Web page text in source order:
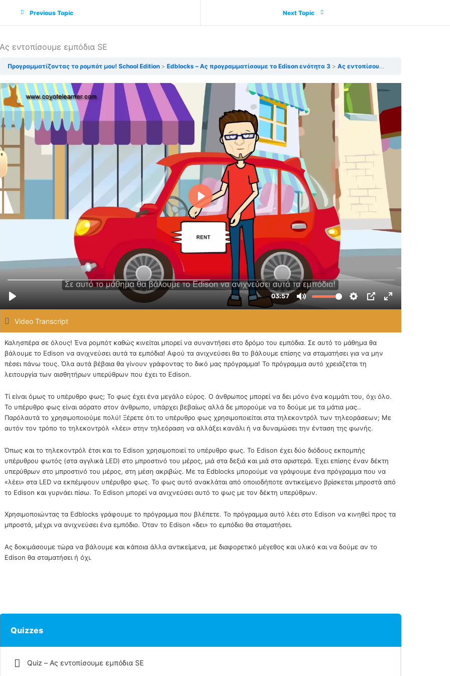
Previous Topic Next Topic
Ας εντοπίσουμε εμπόδια SE
Προγραμματίζοντας το ρομπότ μου! School Edition Edblocks – Ας προγραμματίσουμε το Edison ενότητα 3 Ας εντοπίσουμε εμπόδια SE
Video Transcript
Καλησπέρα σε όλους! Ένα ρομπότ καθώς κινείται μπορεί να συναντήσει στο δρόμο του εμπόδια. Σε αυτό το μάθημα θα
βάλουμε το Edison να ανιχνεύσει αυτά τα εμπόδια! Αφού τα ανιχνεύσει θα το βάλουμε επίσης να σταματήσει για να μην
πέσει πάνω τους. Όλα αυτά βέβαια θα γίνουν γράφοντας το δικό μας πρόγραμμα! Το πρόγραμμα αυτό χρειάζεται τη
λειτουργία των αισθητήρων υπερύθρων που έχει το Edison.
Τί είναι όμως το υπέρυθρο φως; Το φως έχει ένα μεγάλο εύρος. Ο άνθρωπος μπορεί να δει μόνο ένα κομμάτι του, όχι όλο.
Το υπέρυθρο φως είναι αόρατο στον άνθρωπο, υπάρχει βεβαίως αλλά δε μπορούμε να το δούμε με τα μάτια μας..
Παρόλαυτά το χρησιμοποιούμε πολύ! Ξέρετε ότι το υπέρυθρο φως χρησιμοποιείται στα τηλεκοντρόλ των τηλεοράσεων; Με
αυτόν τον τρόπο το τηλεκοντρόλ «λέει» στην τηλεόραση να αλλάξει κανάλι ή να δυναμώσει την ένταση της φωνής.
Όπως και το τηλεκοντρόλ έτσι και το Edison χρησιμοποιεί το υπέρυθρο φως. Το Edison έχει δύο διόδους εκπομπής
υπέρυθρου φωτός (στα αγγλικά LED) στο μπροστινό του μέρος, μιά στα δεξιά και μιά στα αριστερά. Έχει επίσης έναν δέκτη
υπερύθρων στο μπροστινό του μέρος, στη μέση ακριβώς. Με τα Edblocks μπορούμε να γράψουμε ένα πρόγραμμα που να
«λέει» στα LED να εκπέμψουν υπέρυθρο φως. Το φως αυτό ανακλάται από οποιοδήποτε αντικείμενο βρίσκεται μπροστά από
το Edison και γυρνάει πίσω. Το Edison μπορεί να ανιχνεύσει αυτό το φως με τον δέκτη υπερύθρων.
Χρησιμοποιώντας τα Edblocks γράφουμε το πρόγραμμα που βλέπετε. Το πρόγραμμα αυτό λέει στο Edison να κινηθεί προς τα
μπροστά, μέχρι να ανιχνεύσει ένα εμπόδιο. Όταν το Edison «δει» το εμπόδιο θα σταματήσει.
Ας δοκιμάσουμε τώρα να βάλουμε και κάποια άλλα αντικείμενα, με διαφορετικό μέγεθος και υλικό και να δούμε αν το
Edison θα σταματήσει ή όχι.
Quizzes
Quiz – Ας εντοπίσουμε εμπόδια SE